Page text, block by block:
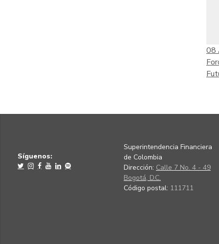
08
Síguenos:
Superintendencia Financiera
de Colombia
Dirección: Calle 7 No. 4 - 49
Bogotá, D.C.
Código postal: 111711